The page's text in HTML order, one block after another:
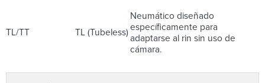
TL/TT TL (Tubeless)
Neumático diseñado
específicamente para
adaptarse al rin sin uso de
cámara.